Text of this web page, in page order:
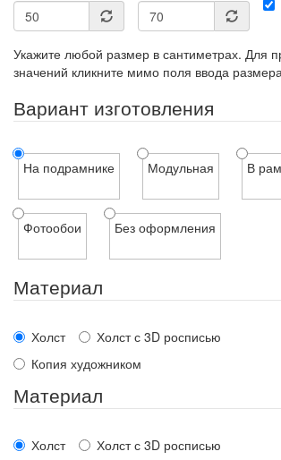
Укажите любой размер в сантиметрах. Для
значений кликните мимо поля ввода
Вариант изготовления
На подрамнике Модульная В
Фотообои Без оформления
Материал
Холст
Холст с 3D росписью
Копия художником
Материал
Холст
Холст с 3D росписью